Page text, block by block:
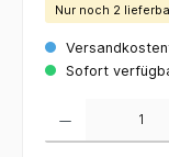
Nur noch 2
Sofort